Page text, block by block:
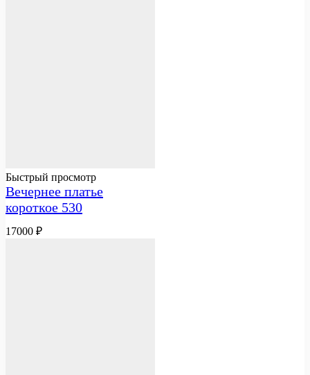
Быстрый просмотр
Вечернее платье
короткое 530
17000 ₽